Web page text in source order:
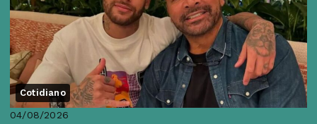
Cotidiano
04/08/2026